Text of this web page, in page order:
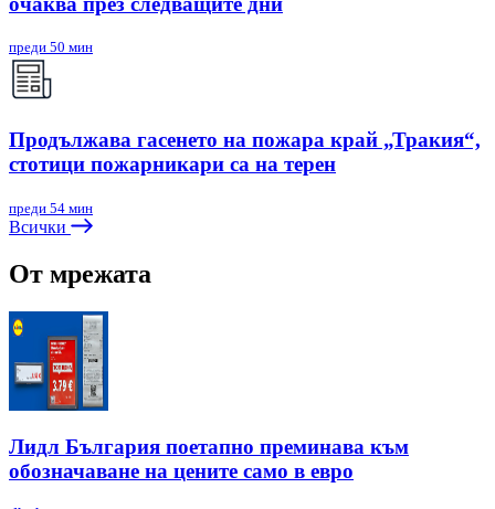
преди 50 мин
Продължава гасенето на пожара край „Тракия“,
стотици пожарникари са на терен
преди 54 мин
Всички
От мрежата
Лидл България поетапно преминава към
обозначаване на цените само в евро